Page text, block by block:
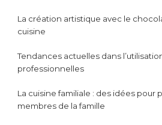
La création artistique avec le
cuisine
Tendances actuelles dans
professionnelles
La cuisine familiale : des idées pour
membres de la famille